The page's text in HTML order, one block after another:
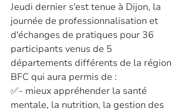
Jeudi dernier s'est tenue à Dijon, la
journée de professionnalisation et
d'échanges de pratiques pour 36
participants venus de 5
départements différents de la région
BFC qui aura permis de :
✅- mieux appréhender la santé
mentale, la nutrition, la gestion des